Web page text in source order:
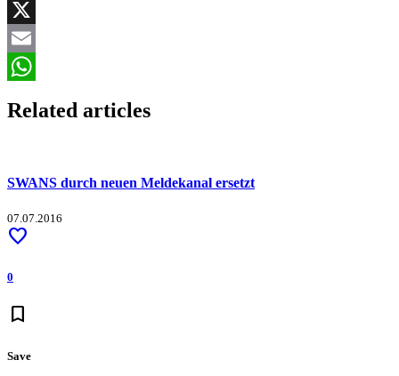
XING
X
Email
Related articles
SWANS durch neuen Meldekanal ersetzt
07.07.2016
favorite
0
bookmark
Save